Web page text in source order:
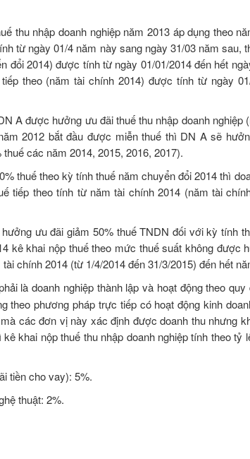
thu nhập doanh nghiệp năm 2013 áp dụng theo
từ ngày 01/4 năm này sang ngày 31/03 năm sau,
đổi 2014) được tính từ ngày 01/01/2014 đến hết
theo (năm tài chính 2014) được tính từ ngày
A được hưởng ưu đãi thuế thu nhập doanh nghiệp
2012 bắt đầu được miễn thuế thì DN A sẽ
các năm 2014, 2015, 2016, 2017).
thuế theo kỳ tính thuế năm chuyển đổi 2014 thì
tiếp theo tính từ năm tài chính 2014 (năm tài
ưu đãi giảm 50% thuế TNDN đối với kỳ tính
kê khai nộp thuế theo mức thuế suất không được
chính 2014 (từ 1/4/2014 đến 31/3/2015) đến hết
là doanh nghiệp thành lập và hoạt động theo quy
theo phương pháp trực tiếp có hoạt động kinh
các đơn vị này xác định được doanh thu nhưng
khai nộp thuế thu nhập doanh nghiệp tính theo tỷ
tiền cho vay): 5%.
thuật: 2%.